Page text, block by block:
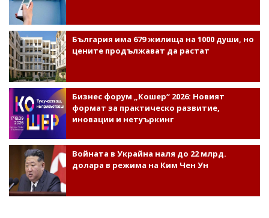
България има 679 жилища на 1000 души, но
цените продължават да растат
Бизнес форум „Кошер“ 2026: Новият
формат за практическо развитие,
иновации и нетуъркинг
Войната в Украйна наля до 22 млрд.
долара в режима на Ким Чен Ун